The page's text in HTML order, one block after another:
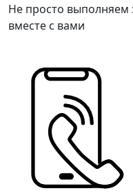
Не просто выполняем
вместе с вами